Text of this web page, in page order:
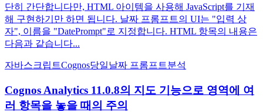
단히 간단합니다만, HTML 아이템을 사용해 JavaScript를 기재
해 구현하기만 하면 됩니다. 날짜 프롬프트의 UI는 "입력 상
자", 이름을 "DatePrompt"로 지정합니다. HTML 항목의 내용은
다음과 같습니다...
자바스크립트Cognos당일날짜 프롬프트분석
Cognos Analytics 11.0.8의 지도 기능으로 영역에 여
러 항목을 놓을 때의 주의